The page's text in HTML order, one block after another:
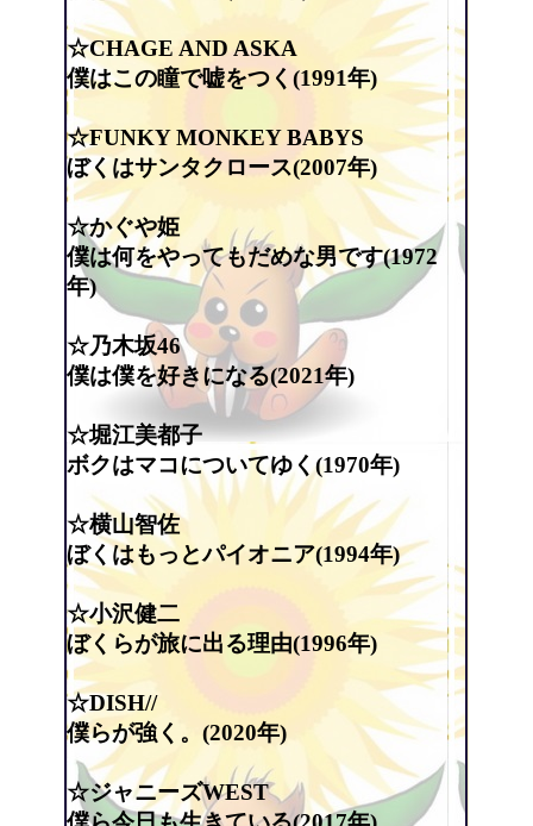
☆CHAGE AND ASKA
僕はこの瞳で嘘をつく(1991年)
☆FUNKY MONKEY BABYS
ぼくはサンタクロース(2007年)
☆かぐや姫
僕は何をやってもだめな男です(1972
年)
☆乃木坂46
僕は僕を好きになる(2021年)
☆堀江美都子
ボクはマコについてゆく(1970年)
☆横山智佐
ぼくはもっとパイオニア(1994年)
☆小沢健二
ぼくらが旅に出る理由(1996年)
☆DISH//
僕らが強く。(2020年)
☆ジャニーズWEST